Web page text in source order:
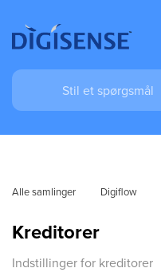
Alle samlinger Digiflow
Kreditorer
Indstillinger for kreditorer